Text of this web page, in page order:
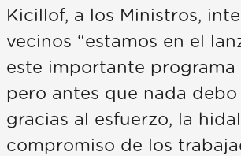
Kicillof, a los Ministros,
vecinos “estamos en el
este importante programa
pero antes que nada debo
gracias al esfuerzo, la
compromiso de los